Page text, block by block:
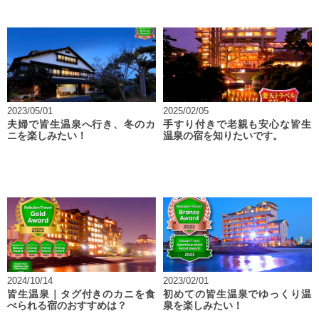
2023/05/01
夫婦で皆生温泉へ行き、冬のカ
ニを楽しみたい！
2025/02/05
手すり付きで老親も安心な皆生
温泉の宿を知りたいです。
2024/10/14
皆生温泉｜タグ付きのカニを食
べられる宿のおすすめは？
2023/02/01
初めての皆生温泉でゆっくり温
泉を楽しみたい！